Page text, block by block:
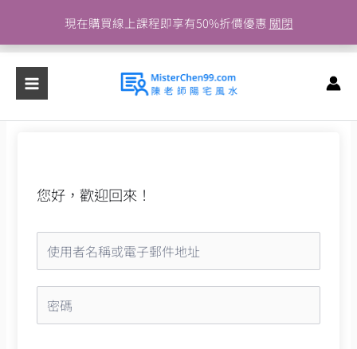
現在購買線上課程即享有50%折價優惠 關閉
主
容
您好，歡迎回來！